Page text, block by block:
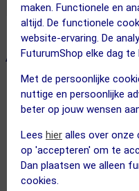
maken. Functionele en
altijd. De functionele
website-ervaring. De
FuturumShop elke dag te
Met de persoonlijke
nuttige en persoonlijke
beter op jouw wensen
Lees hier alles over onze
op 'accepteren' om te
Dan plaatsen we alleen
cookies.
ALTERNATIEVE
SUMMER SALE